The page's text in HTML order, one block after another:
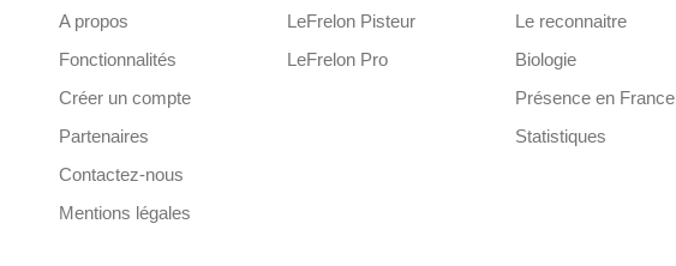
A propos
Fonctionnalités
Créer un compte
Partenaires
Contactez-nous
Mentions légales
LeFrelon Pisteur
LeFrelon Pro
Le reconnaitre
Biologie
Présence en France
Statistiques